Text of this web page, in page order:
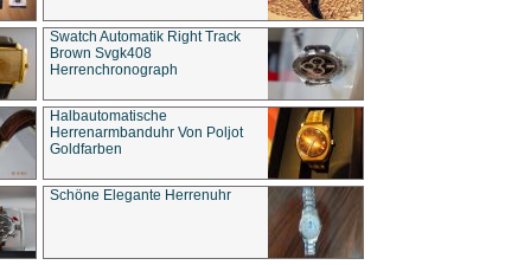
Swatch Automatik Right Track
Brown Svgk408
Herrenchronograph
Halbautomatische
Herrenarmbanduhr Von Poljot
Goldfarben
Schöne Elegante Herrenuhr